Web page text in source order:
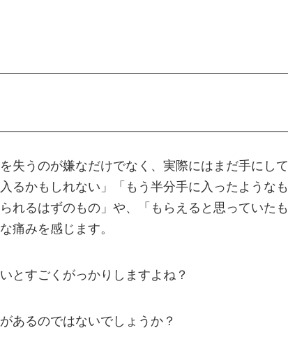
失うのが嫌なだけでなく、実際にはまだ手にして
るかもしれない」「もう半分手に入ったようなも
れるはずのもの」や、「もらえると思っていたも
痛みを感じます。
とすごくがっかりしますよね？
あるのではないでしょうか？